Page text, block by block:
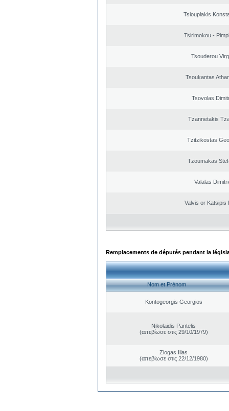
Tsiouplakis
Tsirimokou -
Tsouderou
Tsoukantas
Tsovolas
Tzannetakis
Tzitzikostas
Tzoumakas
Valalas
Valvis or Katsipis
Remplacements de députés pendant la
Nom et Prénom
Kontogeorgis Georgios
Nikolaidis Pantelis
(απεβίωσε στις 29/10/1979)
Ziogas Ilias
(απεβίωσε στις 22/12/1980)